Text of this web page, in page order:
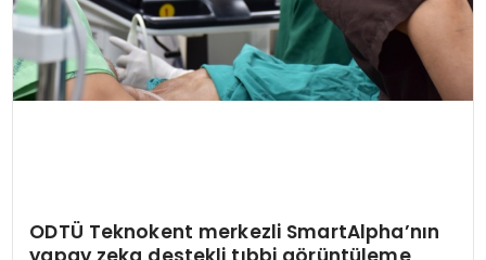
ODTÜ Teknokent merkezli SmartAlpha’nın